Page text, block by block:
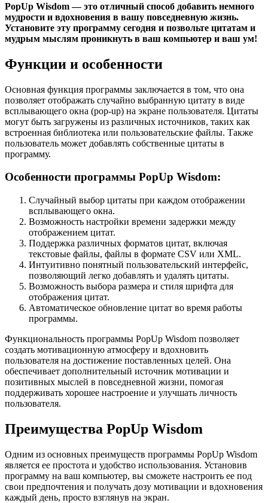
PopUp Wisdom — это отличный способ добавить немного
мудрости и вдохновения в вашу повседневную жизнь.
Установите эту программу сегодня и позвольте цитатам и
мудрым мыслям проникнуть в ваш компьютер и ваш ум!
Функции и особенности
Основная функция программы заключается в том, что она
позволяет отображать случайно выбранную цитату в виде
всплывающего окна (pop-up) на экране пользователя. Цитаты
могут быть загружены из различных источников, таких как
встроенная библиотека или пользовательские файлы. Также
пользователь может добавлять собственные цитаты в
программу.
Особенности программы PopUp Wisdom:
Случайный выбор цитаты при каждом отображении
всплывающего окна.
Возможность настройки времени задержки между
отображением цитат.
Поддержка различных форматов цитат, включая
текстовые файлы, файлы в формате CSV или XML.
Интуитивно понятный пользовательский интерфейс,
позволяющий легко добавлять и удалять цитаты.
Возможность выбора размера и стиля шрифта для
отображения цитат.
Автоматическое обновление цитат во время работы
программы.
Функциональность программы PopUp Wisdom позволяет
создать мотивационную атмосферу и вдохновить
пользователя на достижение поставленных целей. Она
обеспечивает дополнительный источник мотивации и
позитивных мыслей в повседневной жизни, помогая
поддерживать хорошее настроение и улучшать личность
пользователя.
Преимущества PopUp Wisdom
Одним из основных преимуществ программы PopUp Wisdom
является ее простота и удобство использования. Установив
программу на ваш компьютер, вы сможете настроить ее под
свои предпочтения и получать дозу мотивации и вдохновения
каждый день, просто взглянув на экран.